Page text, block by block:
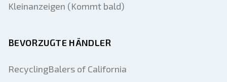
Kleinanzeigen (Kommt bald)
BEVORZUGTE HÄNDLER
RecyclingBalers of California